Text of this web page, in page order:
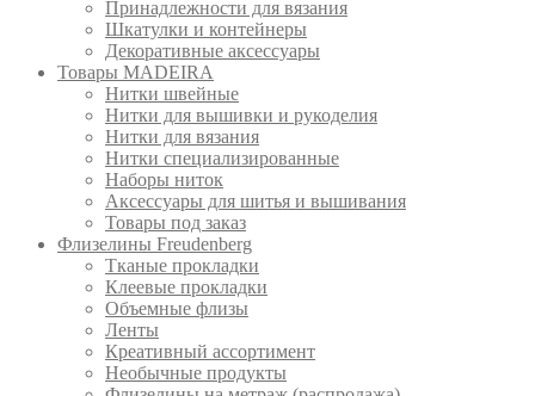
Принадлежности для вязания
Шкатулки и контейнеры
Декоративные аксессуары
Товары MADEIRA
Нитки швейные
Нитки для вышивки и рукоделия
Нитки для вязания
Нитки специализированные
Наборы ниток
Аксессуары для шитья и вышивания
Товары под заказ
Флизелины Freudenberg
Тканые прокладки
Клеевые прокладки
Объемные флизы
Ленты
Креативный ассортимент
Необычные продукты